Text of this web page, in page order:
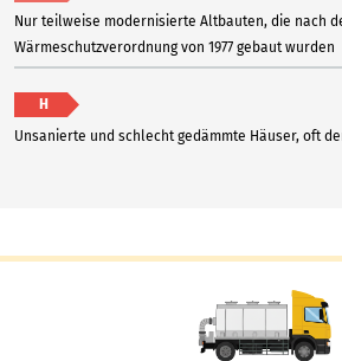
Nur teilweise modernisierte Altbauten, die nach
Wärmeschutzverordnung von 1977 gebaut wurden
H
Unsanierte und schlecht gedämmte Häuser, oft